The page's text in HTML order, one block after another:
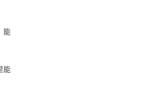
能
能